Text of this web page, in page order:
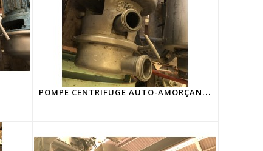
P
OMPE CENTRIFUGE AUTO-AMORÇANTE 10M3/H